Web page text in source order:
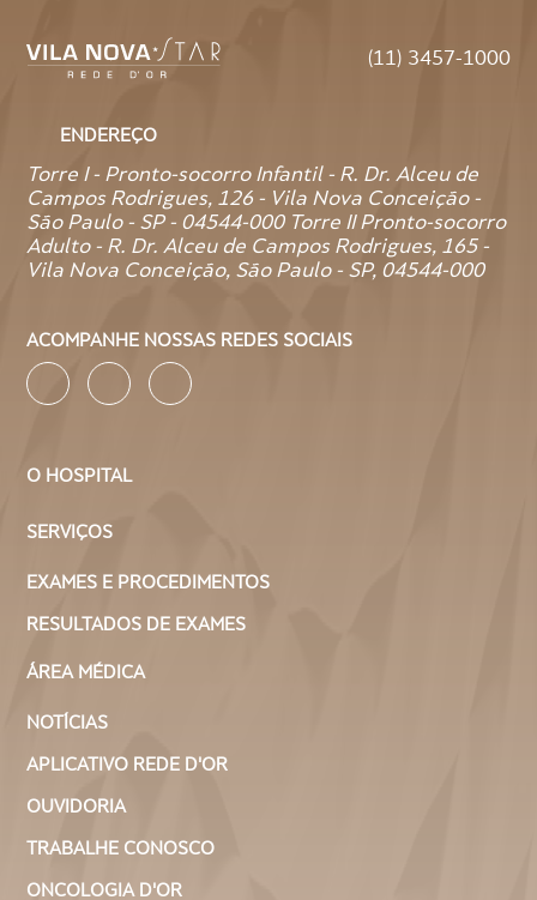
(11) 3457-1000
ENDEREÇO
Torre I - Pronto-socorro Infantil - R. Dr. Alceu de
Campos Rodrigues, 126 - Vila Nova Conceição -
São Paulo - SP - 04544-000 Torre II Pronto-socorro
Adulto - R. Dr. Alceu de Campos Rodrigues, 165 -
Vila Nova Conceição, São Paulo - SP, 04544-000
ACOMPANHE NOSSAS REDES SOCIAIS
O HOSPITAL
SERVIÇOS
EXAMES E PROCEDIMENTOS
RESULTADOS DE EXAMES
ÁREA MÉDICA
NOTÍCIAS
APLICATIVO REDE D'OR
OUVIDORIA
TRABALHE CONOSCO
ONCOLOGIA D'OR